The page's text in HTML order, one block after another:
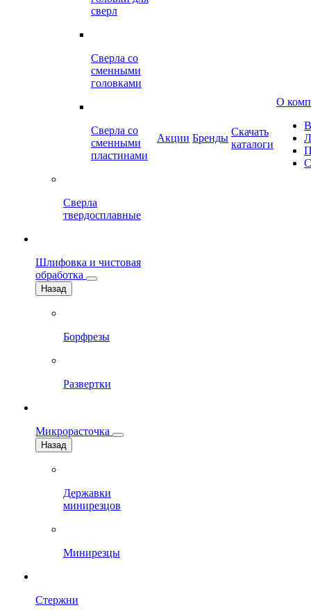
сверл
Сверла со
сменными
головками
Сверла со
сменными
пластинами
Сверла
твердосплавные
Шлифовка и чистовая
обработка
Назад
Борфрезы
Развертки
Микрорасточка
Назад
Державки
минирезцов
Минирезцы
Стержни
Акции Бренды
Скачать
каталоги
О